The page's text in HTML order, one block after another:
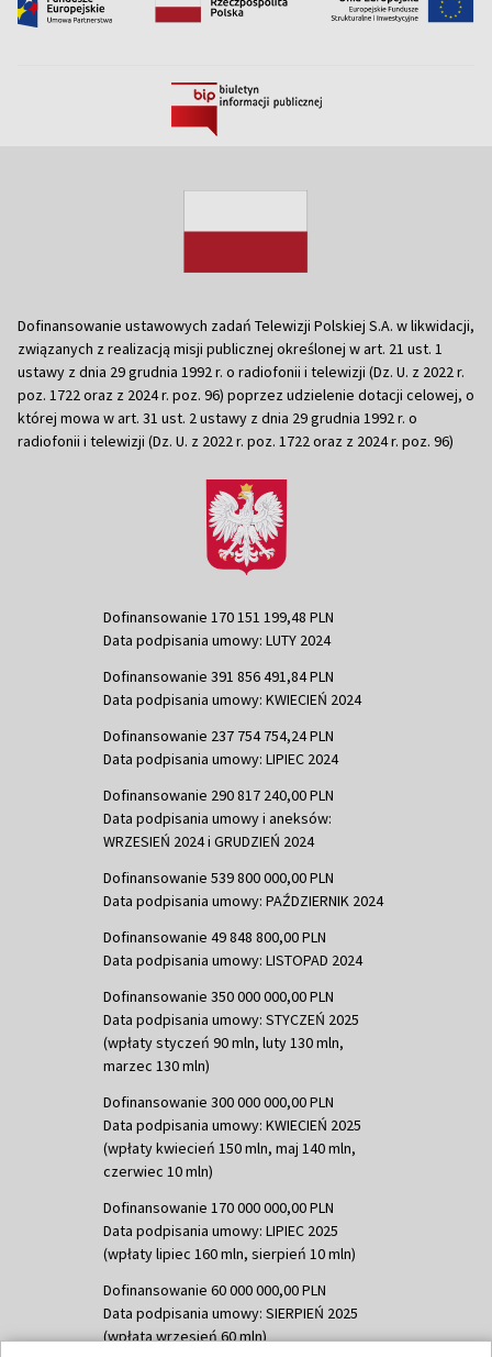
Dofinansowanie ustawowych zadań Telewizji Polskiej S.A. w likwidacji,
związanych z realizacją misji publicznej określonej w art. 21 ust. 1
ustawy z dnia 29 grudnia 1992 r. o radiofonii i telewizji (Dz. U. z 2022 r.
poz. 1722 oraz z 2024 r. poz. 96) poprzez udzielenie dotacji celowej, o
której mowa w art. 31 ust. 2 ustawy z dnia 29 grudnia 1992 r. o
radiofonii i telewizji (Dz. U. z 2022 r. poz. 1722 oraz z 2024 r. poz. 96)
Dofinansowanie 170 151 199,48 PLN
Data podpisania umowy: LUTY 2024
Dofinansowanie 391 856 491,84 PLN
Data podpisania umowy: KWIECIEŃ 2024
Dofinansowanie 237 754 754,24 PLN
Data podpisania umowy: LIPIEC 2024
Dofinansowanie 290 817 240,00 PLN
Data podpisania umowy i aneksów:
WRZESIEŃ 2024 i GRUDZIEŃ 2024
Dofinansowanie 539 800 000,00 PLN
Data podpisania umowy: PAŹDZIERNIK 2024
Dofinansowanie 49 848 800,00 PLN
Data podpisania umowy: LISTOPAD 2024
Dofinansowanie 350 000 000,00 PLN
Data podpisania umowy: STYCZEŃ 2025
(wpłaty styczeń 90 mln, luty 130 mln,
marzec 130 mln)
Dofinansowanie 300 000 000,00 PLN
Data podpisania umowy: KWIECIEŃ 2025
(wpłaty kwiecień 150 mln, maj 140 mln,
czerwiec 10 mln)
Dofinansowanie 170 000 000,00 PLN
Data podpisania umowy: LIPIEC 2025
(wpłaty lipiec 160 mln, sierpień 10 mln)
Dofinansowanie 60 000 000,00 PLN
Data podpisania umowy: SIERPIEŃ 2025
(wpłata wrzesień 60 mln)